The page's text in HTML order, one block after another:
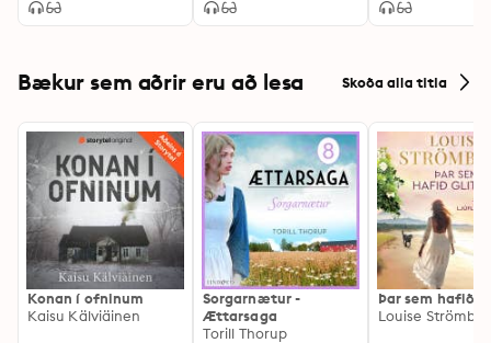
Bækur sem aðrir eru að lesa Skoða alla titla
Konan í ofninum
Kaisu Kälviäinen
Sorgarnætur -
Ættarsaga
Torill Thorup
Þar sem hafið
Louise